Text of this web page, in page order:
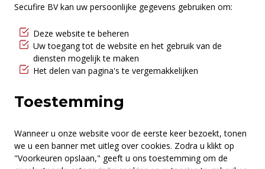
Secufire BV kan uw persoonlijke gegevens gebruiken om:
Deze website te beheren
Uw toegang tot de website en het gebruik van de
diensten mogelijk te maken
Het delen van pagina's te vergemakkelijken
Toestemming
Wanneer u onze website voor de eerste keer bezoekt, tonen
we u een banner met uitleg over cookies. Zodra u klikt op
"Voorkeuren opslaan," geeft u ons toestemming om de